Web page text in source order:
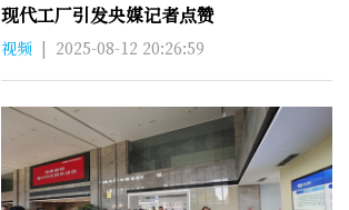
现代工厂引发央媒记者点赞
视频 | 2025-08-12 20:26:59